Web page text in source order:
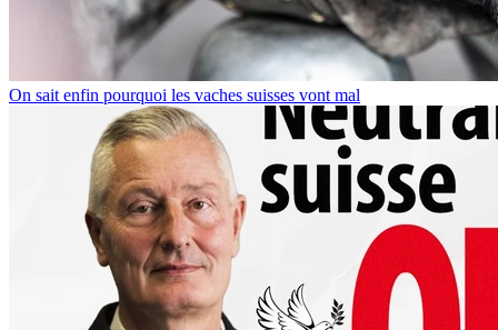
On sait enfin pourquoi les vaches suisses vont mal